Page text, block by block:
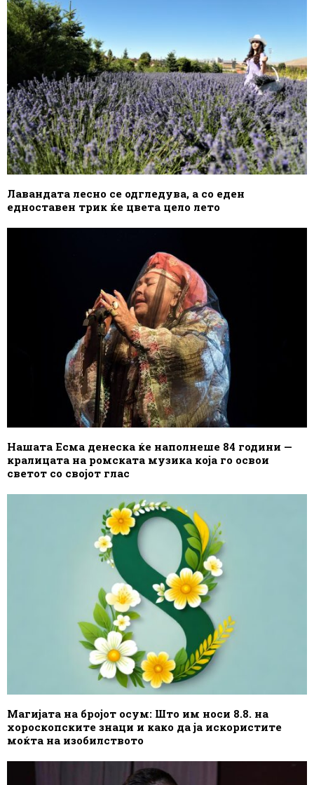
Лавандата лесно се одгледува, а со еден
едноставен трик ќе цвета цело лето
Нашата Есма денеска ќе наполнеше 84 години —
кралицата на ромската музика која го освои
светот со својот глас
Магијата на бројот осум: Што им носи 8.8. на
хороскопските знаци и како да ја искористите
моќта на изобилството